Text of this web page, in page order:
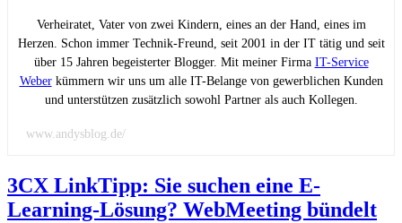
Verheiratet, Vater von zwei Kindern, eines an der Hand, eines im
Herzen. Schon immer Technik-Freund, seit 2001 in der IT tätig und seit
über 15 Jahren begeisterter Blogger. Mit meiner Firma IT-Service
Weberkümmern wir uns um alle IT-Belange von gewerblichen Kunden
und unterstützen zusätzlich sowohl Partner als auch Kollegen.
www.andysblog.de/
3CX LinkTipp: Sie suchen eine E-
Learning-Lösung? WebMeeting bündelt